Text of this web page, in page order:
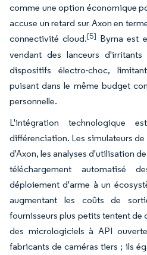
comme une option économique
accuse un retard sur Axon en
connectivité cloud.[5] Byrna est
vendant des lanceurs
dispositifs électro-choc,
puisant dans le même budget
personnelle.
L'intégration technologique
différenciation. Les simulateurs
d'Axon, les analyses d'utilisation
téléchargement automatisé
déploiement d'arme à un
augmentant les coûts de
fournisseurs plus petits tentent
des micrologiciels à API
fabricants de caméras tiers ; ils